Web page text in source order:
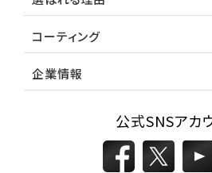
コーティング
企業情報
公式SNSアカ